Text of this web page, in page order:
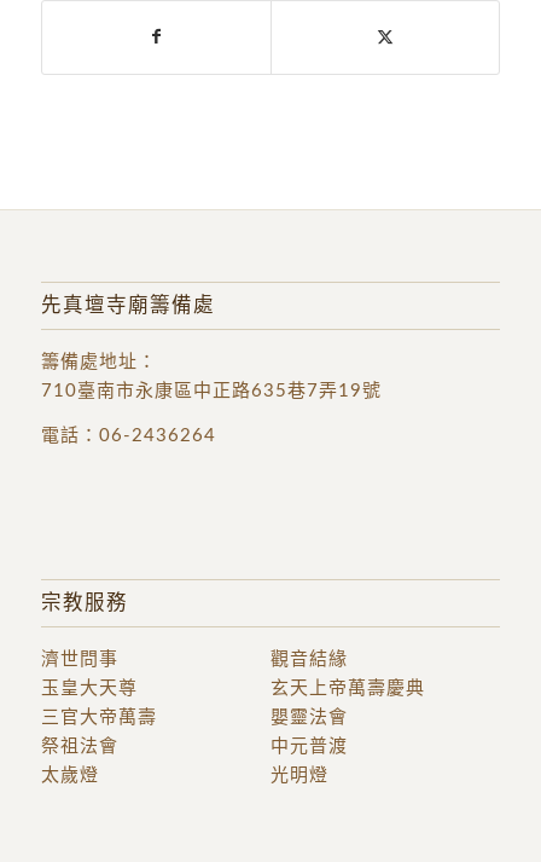
先真壇寺廟籌備處
籌備處地址 ：
710臺南市永康區中正路635巷7弄19號
電話： 06-2436264
宗教服務
濟世問事
觀音結緣
玉皇大天尊
三官大帝萬壽
玄天上帝萬壽慶典
嬰靈法會
祭祖法會
中元普渡
太歲燈
光明燈